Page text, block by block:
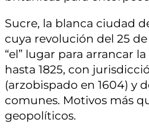
Sucre, la blanca ciudad
cuya revolución del 25
“el” lugar para arrancar
hasta 1825, con
(arzobispado en 1604) y
comunes. Motivos más
geopolíticos.